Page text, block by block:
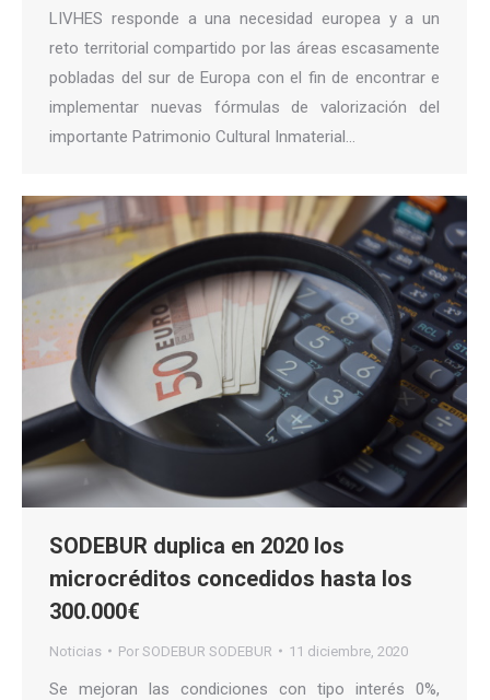
LIVHES responde a una necesidad europea y a un
reto territorial compartido por las áreas escasamente
pobladas del sur de Europa con el fin de encontrar e
implementar nuevas fórmulas de valorización del
importante Patrimonio Cultural Inmaterial…
SODEBUR duplica en 2020 los
microcréditos concedidos hasta los
300.000€
Noticias Por SODEBUR SODEBUR 11 diciembre, 2020
Se mejoran las condiciones con tipo interés 0%,